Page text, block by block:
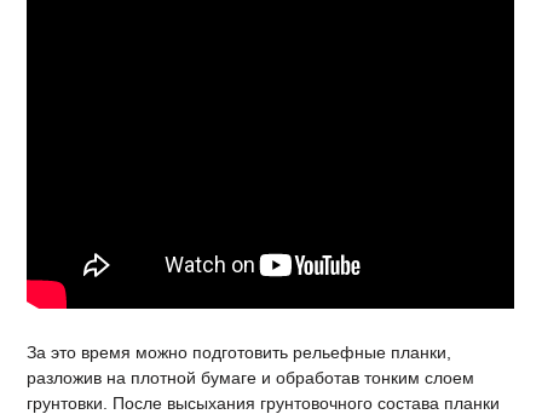
За это время можно подготовить рельефные планки,
разложив на плотной бумаге и обработав тонким слоем
грунтовки. После высыхания грунтовочного состава планки